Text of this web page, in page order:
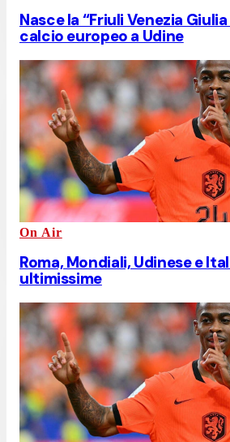
Nasce la “Friuli Venezia
calcio europeo a Udine
On Air
Roma, Mondiali, Udinese e
ultimissime